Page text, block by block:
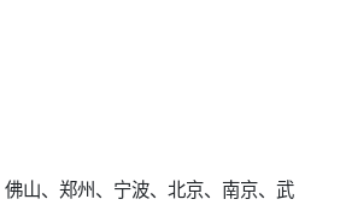
山、郑州、宁波、北京、南京、武